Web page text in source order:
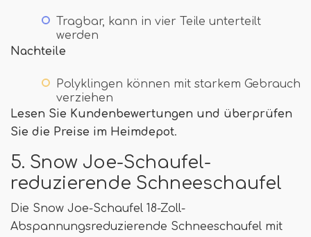
Tragbar, kann in vier Teile unterteilt
werden
Nachteile
Polyklingen können mit starkem Gebrauch
verziehen
Lesen Sie Kundenbewertungen und überprüfen
Sie die Preise im Heimdepot.
5. Snow Joe-Schaufel-
reduzierende Schneeschaufel
Die Snow Joe-Schaufel 18-Zoll-
Abspannungsreduzierende Schneeschaufel mit